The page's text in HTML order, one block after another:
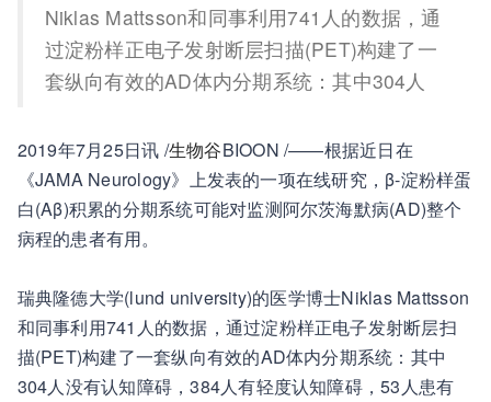
Niklas Mattsson和同事利用741人的数据，通
过淀粉样正电子发射断层扫描(PET)构建了一
套纵向有效的AD体内分期系统：其中304人
2019年7月25日讯 /生物谷BIOON /——根据近日在
《JAMA Neurology》上发表的一项在线研究，β-淀粉样蛋
白(Aβ)积累的分期系统可能对监测阿尔茨海默病(AD)整个
病程的患者有用。
瑞典隆德大学(lund university)的医学博士Niklas Mattsson
和同事利用741人的数据，通过淀粉样正电子发射断层扫
描(PET)构建了一套纵向有效的AD体内分期系统：其中
304人没有认知障碍，384人有轻度认知障碍，53人患有